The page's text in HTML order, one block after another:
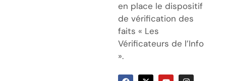
en place le dispositif
de vérification des
faits « Les
Vérificateurs de l’Info
».